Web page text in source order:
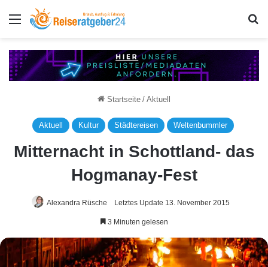
Menü
Startseite / Aktuell
Aktuell Kultur Städtereisen Weltenbummler
Mitternacht in Schottland- das
Hogmanay-Fest
Alexandra Rüsche Letztes Update 13. November 2015
3 Minuten gelesen